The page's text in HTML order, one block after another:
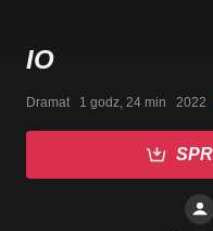
IO
Dramat   1 godz, 24 min   2022